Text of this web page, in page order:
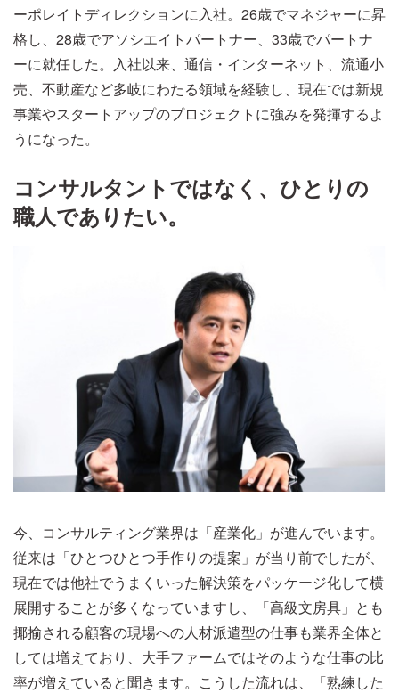
ーポレイトディレクションに入社。26歳でマネジャーに昇
格し、28歳でアソシエイトパートナー、33歳でパートナ
ーに就任した。入社以来、通信・インターネット、流通小
売、不動産など多岐にわたる領域を経験し、現在では新規
事業やスタートアップのプロジェクトに強みを発揮するよ
うになった。
コンサルタントではなく、ひとりの
職人でありたい。
今、コンサルティング業界は「産業化」が進んでいます。
従来は「ひとつひとつ手作りの提案」が当り前でしたが、
現在では他社でうまくいった解決策をパッケージ化して横
展開することが多くなっていますし、「高級文房具」とも
揶揄される顧客の現場への人材派遣型の仕事も業界全体と
しては増えており、大手ファームではそのような仕事の比
率が増えていると聞きます。こうした流れは、「熟練した